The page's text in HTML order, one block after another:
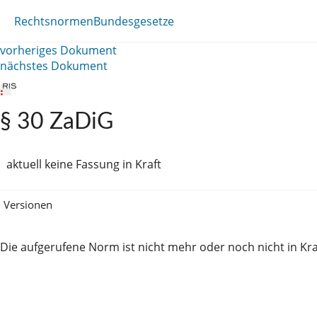
RechtsnormenBundesgesetze
vorheriges Dokument
nächstes Dokument
§ 30 ZaDiG
aktuell keine Fassung in Kraft
Versionen
Die aufgerufene Norm ist nicht mehr oder noch nicht in